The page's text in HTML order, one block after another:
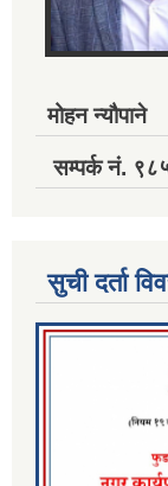
मोहन न्यौपाने
सम्पर्क नं.
सुची दर्ता